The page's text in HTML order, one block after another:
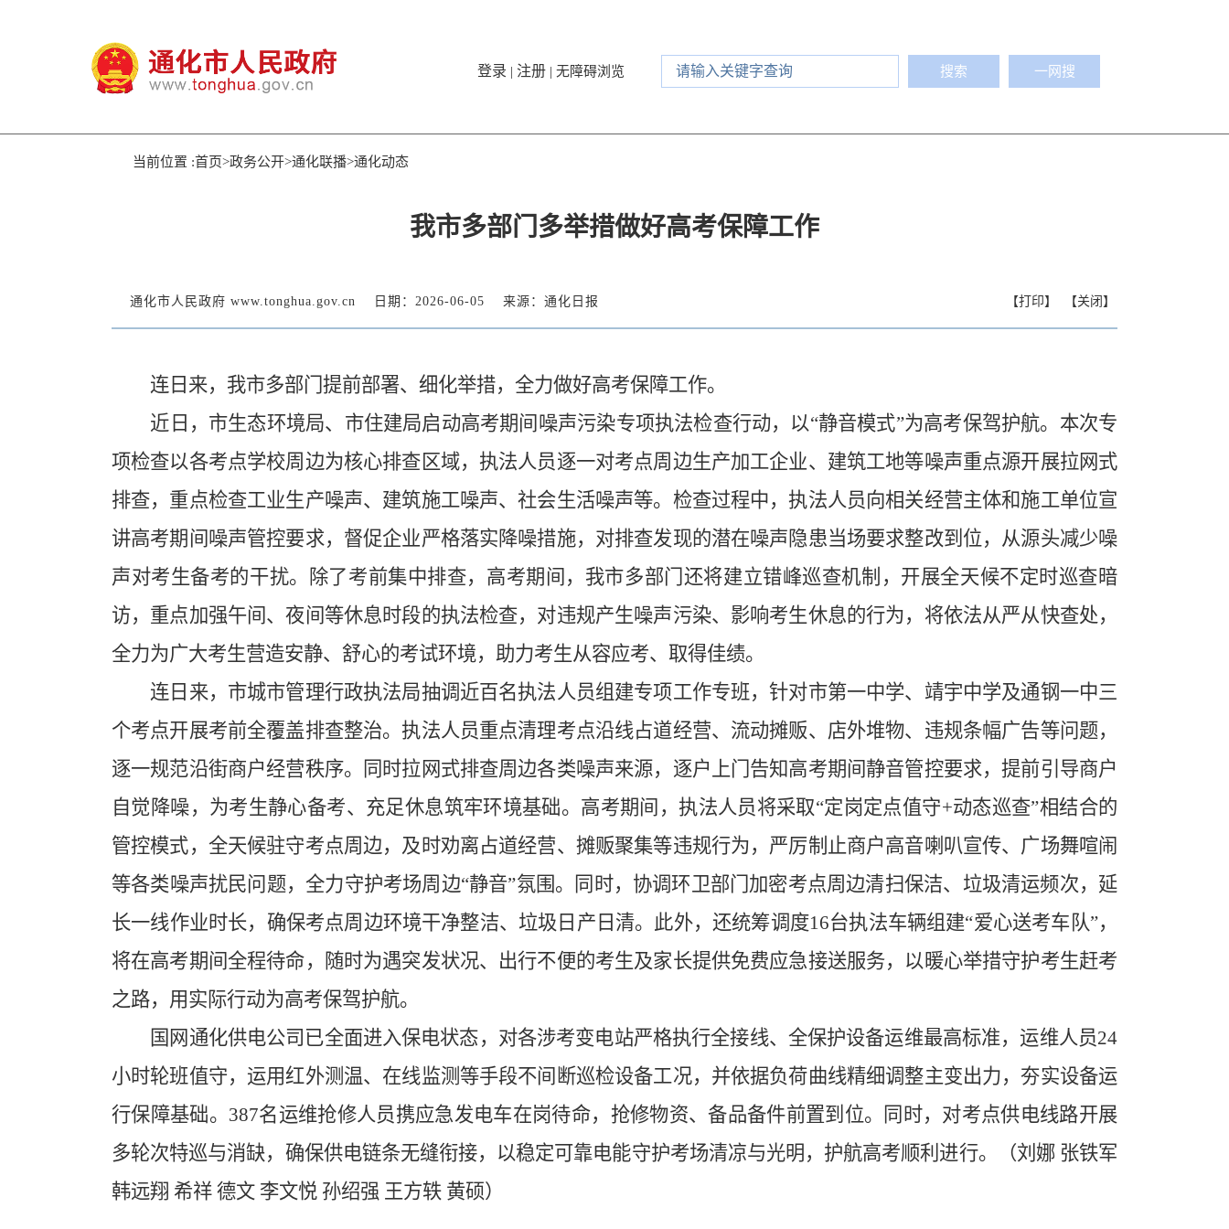
登录 | 注册 | 无障碍浏览 搜索 一网搜
当前位置 :首页>政务公开>通化联播>通化动态
我市多部门多举措做好高考保障工作
通化市人民政府 www.tonghua.gov.cn 日期：2026-06-05 来源：通化日报 【打印】 【关闭】
连日来，我市多部门提前部署、细化举措，全力做好高考保障工作。
近日，市生态环境局、市住建局启动高考期间噪声污染专项执法检查行动，以“静音模式”为高考保驾护航。本次专
项检查以各考点学校周边为核心排查区域，执法人员逐一对考点周边生产加工企业、建筑工地等噪声重点源开展拉网式
排查，重点检查工业生产噪声、建筑施工噪声、社会生活噪声等。检查过程中，执法人员向相关经营主体和施工单位宣
讲高考期间噪声管控要求，督促企业严格落实降噪措施，对排查发现的潜在噪声隐患当场要求整改到位，从源头减少噪
声对考生备考的干扰。除了考前集中排查，高考期间，我市多部门还将建立错峰巡查机制，开展全天候不定时巡查暗
访，重点加强午间、夜间等休息时段的执法检查，对违规产生噪声污染、影响考生休息的行为，将依法从严从快查处，
全力为广大考生营造安静、舒心的考试环境，助力考生从容应考、取得佳绩。
连日来，市城市管理行政执法局抽调近百名执法人员组建专项工作专班，针对市第一中学、靖宇中学及通钢一中三
个考点开展考前全覆盖排查整治。执法人员重点清理考点沿线占道经营、流动摊贩、店外堆物、违规条幅广告等问题，
逐一规范沿街商户经营秩序。同时拉网式排查周边各类噪声来源，逐户上门告知高考期间静音管控要求，提前引导商户
自觉降噪，为考生静心备考、充足休息筑牢环境基础。高考期间，执法人员将采取“定岗定点值守+动态巡查”相结合的
管控模式，全天候驻守考点周边，及时劝离占道经营、摊贩聚集等违规行为，严厉制止商户高音喇叭宣传、广场舞喧闹
等各类噪声扰民问题，全力守护考场周边“静音”氛围。同时，协调环卫部门加密考点周边清扫保洁、垃圾清运频次，延
长一线作业时长，确保考点周边环境干净整洁、垃圾日产日清。此外，还统筹调度16台执法车辆组建“爱心送考车队”，
将在高考期间全程待命，随时为遇突发状况、出行不便的考生及家长提供免费应急接送服务，以暖心举措守护考生赶考
之路，用实际行动为高考保驾护航。
国网通化供电公司已全面进入保电状态，对各涉考变电站严格执行全接线、全保护设备运维最高标准，运维人员24
小时轮班值守，运用红外测温、在线监测等手段不间断巡检设备工况，并依据负荷曲线精细调整主变出力，夯实设备运
行保障基础。387名运维抢修人员携应急发电车在岗待命，抢修物资、备品备件前置到位。同时，对考点供电线路开展
多轮次特巡与消缺，确保供电链条无缝衔接，以稳定可靠电能守护考场清凉与光明，护航高考顺利进行。（刘娜 张铁军
韩远翔 希祥 德文 李文悦 孙绍强 王方轶 黄硕）